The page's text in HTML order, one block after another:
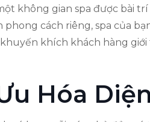
không gian spa được bài
phong cách riêng, spa của
khuyến khích khách hàng
Hóa